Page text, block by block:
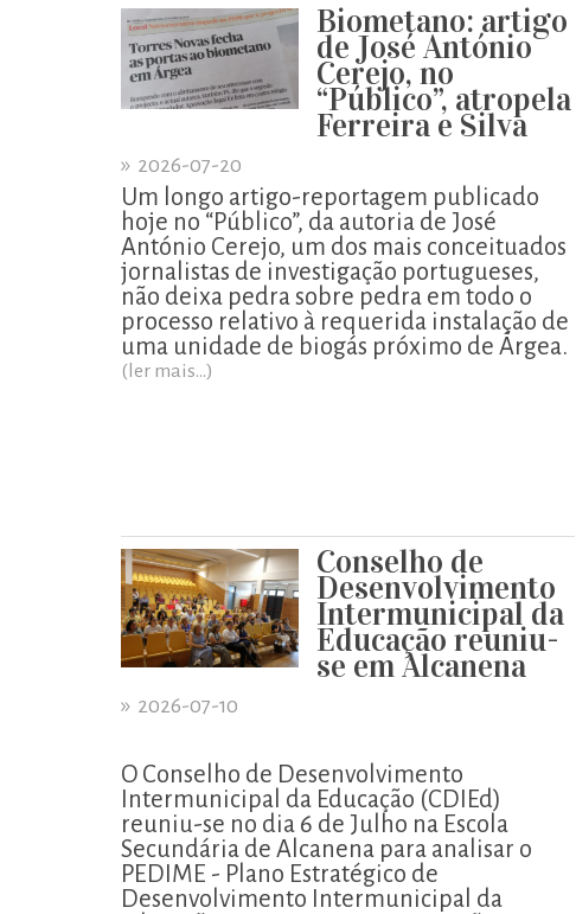
Biometano: artigo
de José António
Cerejo, no
“Público”, atropela
Ferreira e Silva
» 2026-07-20
Um longo artigo-reportagem publicado
hoje no “Público”, da autoria de José
António Cerejo, um dos mais conceituados
jornalistas de investigação portugueses,
não deixa pedra sobre pedra em todo o
processo relativo à requerida instalação de
uma unidade de biogás próximo de Árgea.
(ler mais...)
Conselho de
Desenvolvimento
Intermunicipal da
Educação reuniu-
se em Alcanena
» 2026-07-10
O Conselho de Desenvolvimento
Intermunicipal da Educação (CDIEd)
reuniu-se no dia 6 de Julho na Escola
Secundária de Alcanena para analisar o
PEDIME - Plano Estratégico de
Desenvolvimento Intermunicipal da